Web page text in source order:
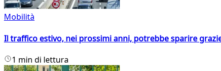
Mobilità
Il traffico estivo, nei prossimi anni, potrebbe sparire
1 min di lettura